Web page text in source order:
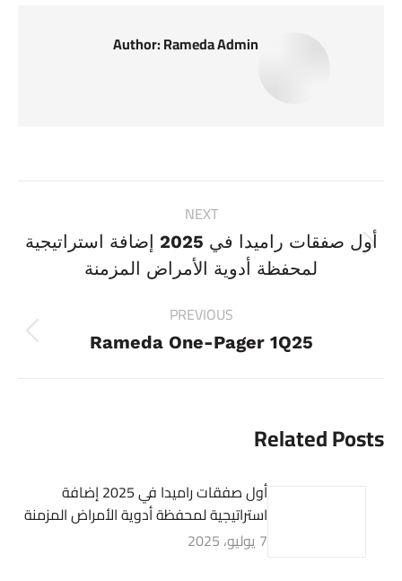
Author:Rameda Admin
navigation
PREVIOUS
Previous
Rameda One-Pager 1Q25
NEXT
Next
post:
أول صفقات راميدا في 2025 إضافة استراتيجية
لمحفظة أدوية الأمراض المزمنة
Related Posts
أول صفقات راميدا في 2025 إضافة
استراتيجية لمحفظة أدوية الأمراض المزمنة
7 يوليو، 2025